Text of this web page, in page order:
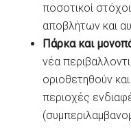
ποσοτικοί
αποβλήτων και
Πάρκα και
νέα
οριοθετηθούν
περιοχές